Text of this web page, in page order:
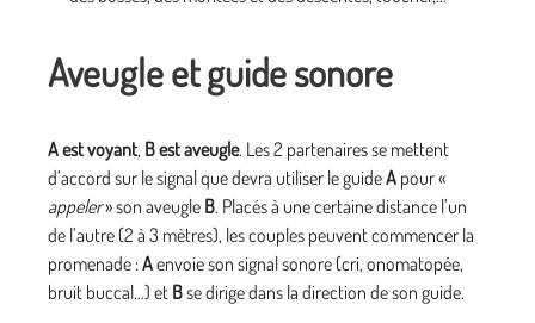
Aveugle et guide sonore
Aest voyant, Best aveugle. Les 2 partenaires se mettent
d’accord sur le signal que devra utiliser le guideA pour «
appeler» son aveugle B. Placés à une certaine distance l’un
de l’autre (2 à 3 mètres), les couples peuvent commencer la
promenade :Aenvoie son signal sonore (cri, onomatopée,
bruit buccal…) et Bse dirige dans la direction de son guide.